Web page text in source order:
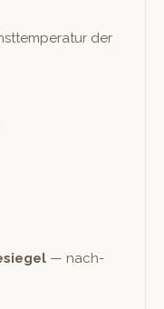
der
— nach­